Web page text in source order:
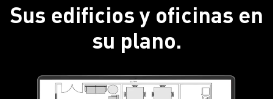
Sus edificios y oficinas en
su plano.